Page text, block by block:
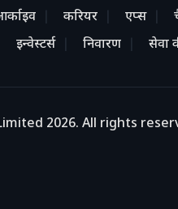
करियर एप्स
इन्वेस्टर्स निवारण सेवा
2026. All rights